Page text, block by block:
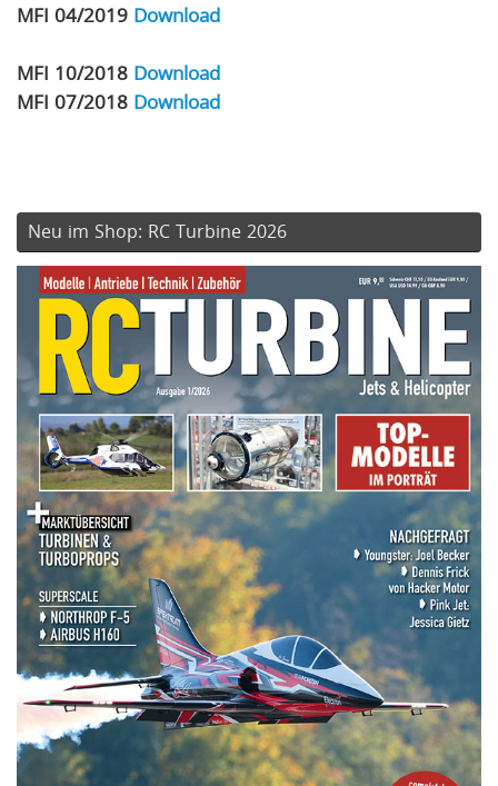
MFI 04/2019 Download
MFI 10/2018 Download
MFI 07/2018 Download
Neu im Shop: RC Turbine 2026